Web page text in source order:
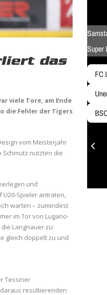
das
viele Tore, am Ende
die Fehler der Tigers
vom Meisterjahr
Schmutz nutzten die
und
U20-Spieler antraten,
warten – zumindest
im Tor von Lugano-
Langnauer zu
gleich doppelt zu und
Tessiner
resultierenden